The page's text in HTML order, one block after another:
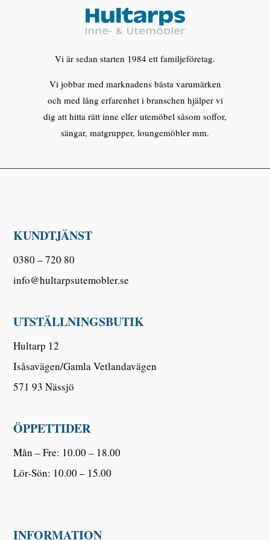
Vi är sedan starten 1984 ett familjeföretag.
Vi jobbar med marknadens bästa varumärken
och med lång erfarenhet i branschen hjälper vi
dig att hitta rätt inne eller utemöbel såsom soffor,
sängar, matgrupper, loungemöbler mm.
KUNDTJÄNST
0380 – 720 80
info@hultarpsutemobler.se
UTSTÄLLNINGSBUTIK
Hultarp 12
Isåsavägen/Gamla Vetlandavägen
571 93 Nässjö
ÖPPETTIDER
Mån – Fre: 10.00 – 18.00
Lör-Sön: 10.00 – 15.00
INFORMATION